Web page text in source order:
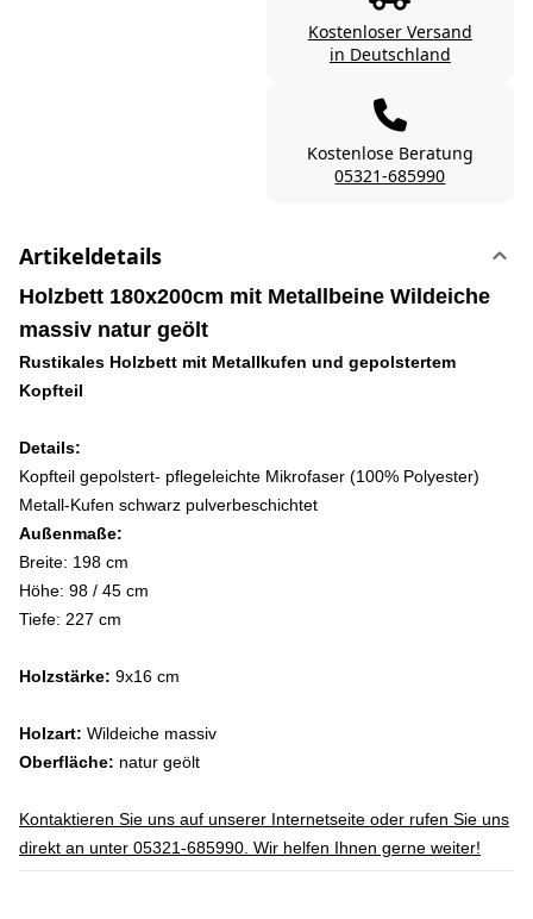
Kostenloser Versand
in Deutschland
Kostenlose Beratung
05321-685990
Artikeldetails
Holzbett 180x200cm mit Metallbeine Wildeiche
massiv natur geölt
Rustikales Holzbett mit Metallkufen und gepolstertem
Kopfteil
Details:
Kopfteil gepolstert- pflegeleichte Mikrofaser (100% Polyester)
Metall-Kufen schwarz pulverbeschichtet
Außenmaße:
Breite: 198 cm
Höhe: 98 / 45 cm
Tiefe: 227 cm
Holzstärke: 9x16 cm
Holzart: Wildeiche massiv
Oberfläche: natur geölt
Kontaktieren Sie uns auf unserer Internetseite oder rufen Sie uns
direkt an unter 05321-685990. Wir helfen Ihnen gerne weiter!